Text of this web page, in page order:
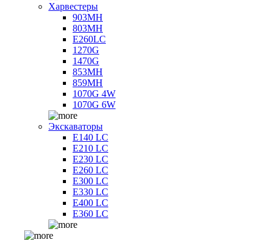
Харвестеры
903MH
803MH
E260LC
1270G
1470G
853MH
859MH
1070G 4W
1070G 6W
Экскаваторы
E140 LC
E210 LC
E230 LC
E260 LC
E300 LC
E330 LC
E400 LC
E360 LC